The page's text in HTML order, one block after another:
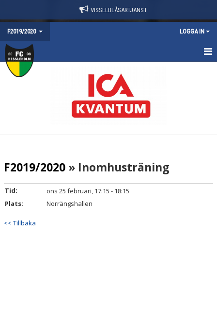
VISSELBLÅSARTJÄNST
F2019/2020 LOGGA IN
HEM
F2019/2020 » Inomhusträning
Tid:
ons 25 februari, 17:15 - 18:15
Plats:
Norrängshallen
<< Tillbaka